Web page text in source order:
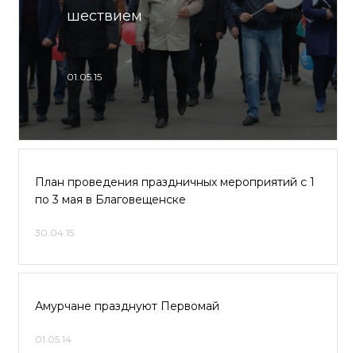
шествием
01.05.15
План проведения праздничных мероприятий с 1
по 3 мая в Благовещенске
30.04.15
Амурчане празднуют Первомай
01.05.14